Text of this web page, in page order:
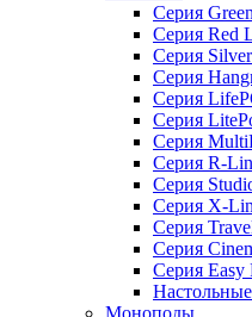
Серия
Серия Red
Серия
Серия
Серия
Серия
Серия
Серия R-
Серия
Серия X-
Серия
Серия
Серия Easy
Моноподы